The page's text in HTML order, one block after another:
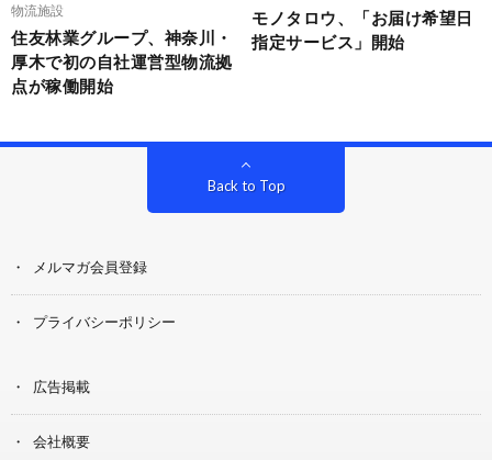
物流施設
住友林業グループ、神奈川・
厚木で初の自社運営型物流拠
点が稼働開始
モノタロウ、「お届け希望日
指定サービス」開始
Back to Top
メルマガ会員登録
プライバシーポリシー
広告掲載
会社概要